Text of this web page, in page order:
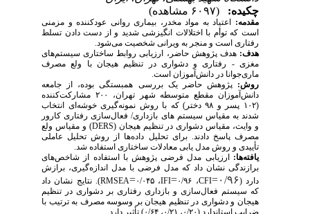
چکیده:
مقدمه:اعتیاد به مواد مخدر، بیماری روانی عودکننده و مزمنی
است که توأم با اختلالات انگیزشی شدید و از دست دادن تسلط
رفتاری است و منجر به ویرانی شخصیت می­‌شود.
هدف:هدف پژوهش حاضر، ارزیابی روابط ساختاری سیستم‌های
مغزی - رفتاری و دشواری در تنظیم هیجان با ولع مصرف
ماری‌جوانا در دانش‌­آموزان است.
وش:پژوهش حاضر یک بررسی همبستگی بوده، از جامعه
دانش‌آموزان مقطع متوسطه شهر تهران، ۲۰۰ مشارکت‌کننده
(۱۰۲ پسر و ۹۸ دختر) که با روش نمونه‌گیری خوشه­‌ای انتخاب
شدند به مقیاس سیستم های بازداری/ فعال‌سازی رفتاری کارور
و وایت، مقیاس دشواری در تنظیم هیجان (DERS) و مقیاس ولع
مصرف پاسخ دادند. برای تحلیل داده­‌ها از روش تحلیل عاملی
تأییدی و روش مدل یابی معادلات ساختاری استفاده شد.
یافته‌ها:ارزیابی مدل فرضی پژوهش با استفاده از شاخص‌های
برازندگی نشان داد که مدل فرضی با مدل اندازه‌گیری، برازش
دارد (۰/۹۶=
CFI، ۰/۹۶ =
IFI، ۰/۰۴۵ =
RMSEA). نتایج نشان داد
که سیستم فعال‌سازی و بازداری رفتاری بر دشواری در تنظیم
هیجان و دشواری در تنظیم هیجان بر وسوسه مصرف به ترتیب با